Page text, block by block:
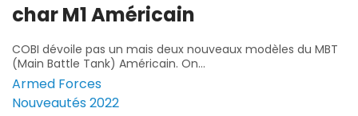
char M1 Américain
COBI dévoile pas un mais deux nouveaux modèles du MBT
(Main Battle Tank) Américain. On...
Armed Forces
Nouveautés 2022